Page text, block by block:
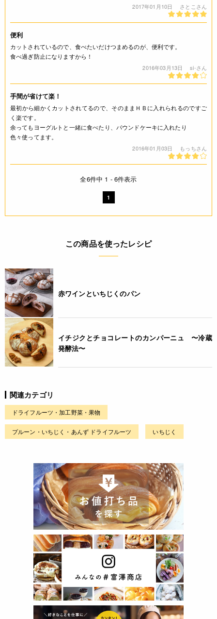
2017年01月10日 さとこさん
便利
カットされているので、食べたいだけつまめるのが、便利です。
食べ過ぎ防止になりますから！
2016年03月13日 si-さん
手間が省けて楽！
最初から細かくカットされてるので、そのままＨＢに入れられるのですご
く楽です。
余ってもヨーグルトと一緒に食べたり、パウンドケーキに入れたり
色々使ってます。
2016年01月03日 もっちさん
全6件中 1 - 6件表示
1
この商品を使ったレシピ
赤ワインといちじくのパン
イチジクとチョコレートのカンパーニュ 〜冷蔵
発酵法〜
関連カテゴリ
ドライフルーツ・加工野菜・果物
プルーン・いちじく・あんず ドライフルーツ いちじく